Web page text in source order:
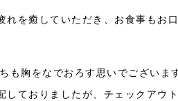
を癒していただき、お食事もお
も胸をなでおろす思いでございま
ておりましたが、チェックアウ